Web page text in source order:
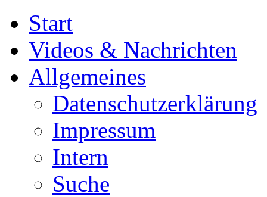
Start
Videos & Nachrichten
Allgemeines
Datenschutzerklärung
Impressum
Intern
Suche